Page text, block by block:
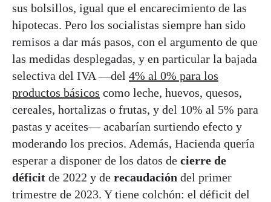
sus bolsillos, igual que el encarecimiento de las
hipotecas. Pero los socialistas siempre han sido
remisos a dar más pasos, con el argumento de que
las medidas desplegadas, y en particular la bajada
selectiva del IVA —del 4% al 0% para los
productos básicos como leche, huevos, quesos,
cereales, hortalizas o frutas, y del 10% al 5% para
pastas y aceites— acabarían surtiendo efecto y
moderando los precios. Además, Hacienda quería
esperar a disponer de los datos de cierre de
déficit de 2022 y de recaudación del primer
trimestre de 2023. Y tiene colchón: el déficit del